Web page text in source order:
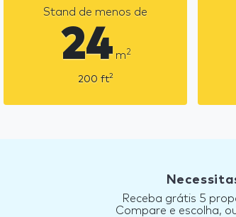
Stand de menos de
24 m2
200 ft2
Receba grátis 5
Compare e escolha,